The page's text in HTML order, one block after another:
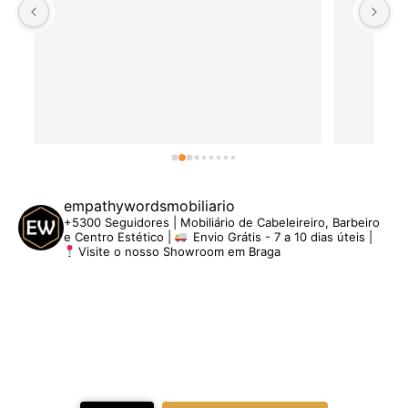
empathywordsmobiliario
+5300 Seguidores | Mobiliário de Cabeleireiro, Barbeiro
e Centro Estético |
Envio Grátis - 7 a 10 dias úteis |
Visite o nosso Showroom em Braga